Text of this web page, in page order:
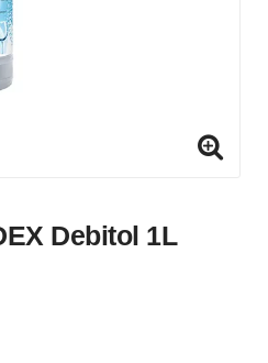
Debitol 1L